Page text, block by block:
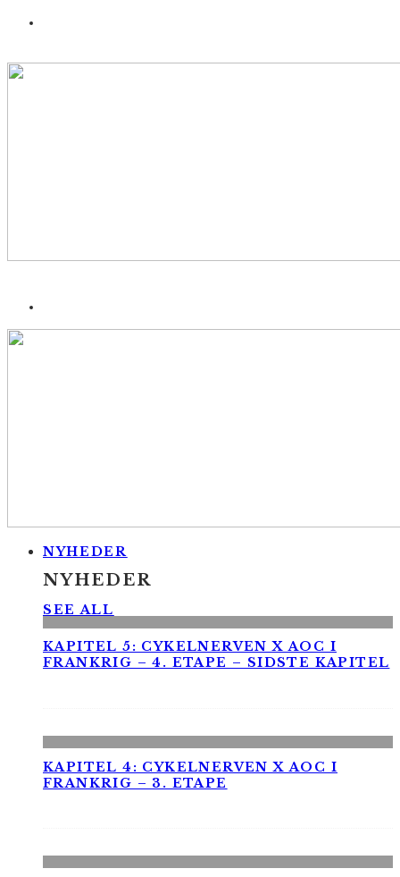
NYHEDER
NYHEDER
SEE ALL
KAPITEL 5: CYKELNERVEN X AOC I
FRANKRIG – 4. ETAPE – SIDSTE KAPITEL
KAPITEL 4: CYKELNERVEN X AOC I
FRANKRIG – 3. ETAPE